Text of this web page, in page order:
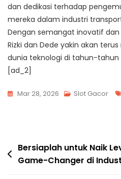
dan dedikasi terhadap
mereka dalam industri
Dengan semangat inovatif
Rizki dan Dede yakin akan
dunia teknologi di tahun-
[ad_2]
Mar 28, 2026 Slot Gacor
Post
navigation
Bersiaplah untuk Naik
Game-Changer di